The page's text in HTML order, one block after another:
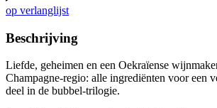
op verlanglijst
Beschrijving
Liefde, geheimen en een Oekraïense
Champagne-regio: alle ingrediënten voor een
deel in de bubbel-trilogie.